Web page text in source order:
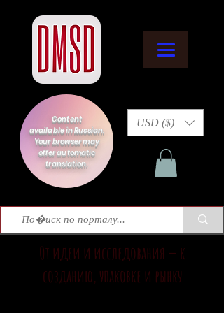
Content
available in Russian.
Your browser may
offer automatic
translation.
USD ($)
От идеи и исследования — к
созданию, упаковке и рынку